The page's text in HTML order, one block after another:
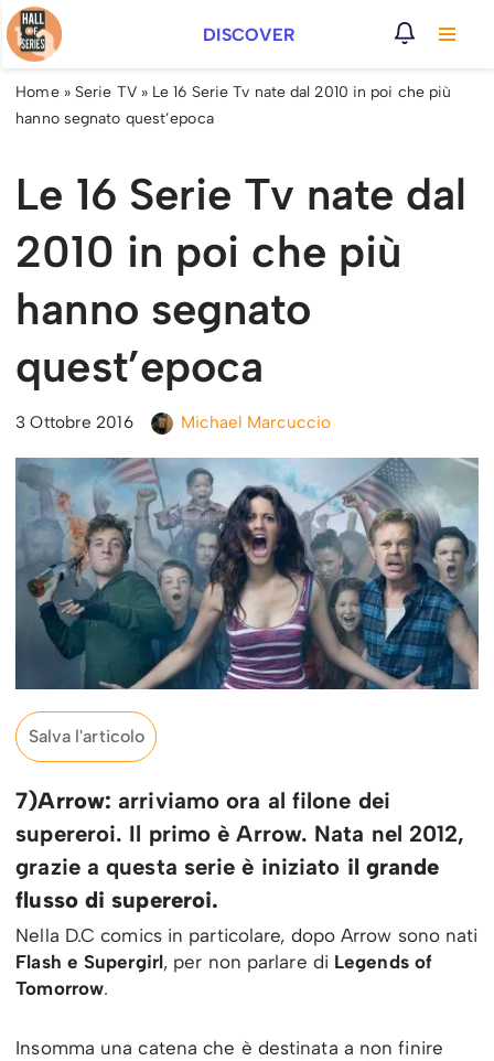
Vai
al
contenuto
DISCOVER
Home» Serie TV» Le 16 Serie Tv nate dal 2010 in poi che più
hanno segnato quest’epoca
Le 16 Serie Tv nate dal
2010 in poi che più
hanno segnato
quest’epoca
3 Ottobre 2016 Michael Marcuccio
Salva l'articolo
7)Arrow: arriviamo ora al filone dei
supereroi. Il primo è Arrow. Nata nel 2012,
grazie a questa serie è iniziato il grande
flusso di supereroi.
Nella D.C comics in particolare, dopo Arrow sono nati
Flash e Supergirl, per non parlare di Legends of
Tomorrow.
Insomma una catena che è destinata a non finire